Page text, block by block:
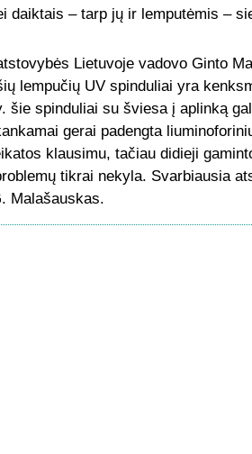
daiktais – tarp jų ir lemputėmis –
Lietuvoje vadovo Ginto
lempučių UV spinduliai yra
šie spinduliai su šviesa į aplinką
gerai padengta
klausimu, tačiau didieji
tikrai nekyla. Svarbiausia
Malašauskas.